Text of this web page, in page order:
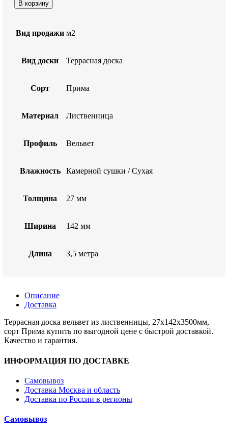
В корзину
Вид продажи м2
Вид доски Террасная доска
Сорт Прима
Материал Лиственница
Профиль Вельвет
Влажность Камерной сушки / Сухая
Толщина 27 мм
Ширина 142 мм
Длина 3,5 метра
Описание
Доставка
Террасная доска вельвет из лиственницы, 27x142x3500мм,
сорт Прима купить по выгодной цене с быстрой доставкой.
Качество и гарантия.
ИНФОРМАЦИЯ ПО ДОСТАВКЕ
Самовывоз
Доставка Москва и область
Доставка по России в регионы
Самовывоз